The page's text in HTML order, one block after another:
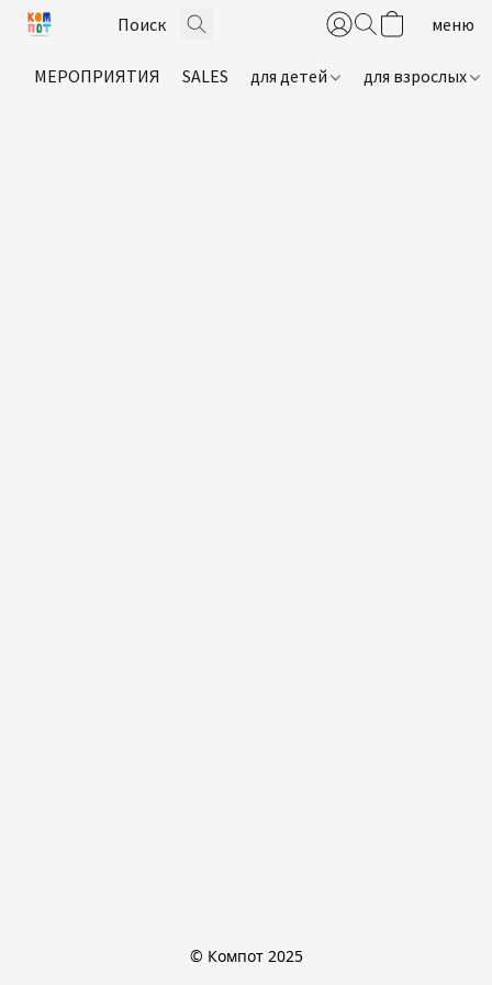
МЕРОПРИЯТИЯ SALES для детей для взрослых
© Компот 2025